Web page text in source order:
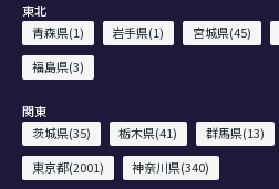
東北
青森県(1)
岩手県(1) 宮城県(45)
福島県(3)
関東
茨城県(35)
栃木県(41) 群馬県(13)
東京都(2001)
神奈川県(340)